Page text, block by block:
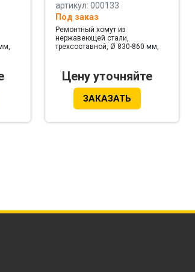
артикул: 000133
Под заказ
Ремонтный хомут из
нержавеющей стали,
трехсоставной, Ø 830-860 мм,
Цену уточняйте
ЗАКАЗАТЬ